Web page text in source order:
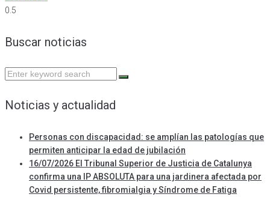
Buscar noticias
Search
Noticias y actualidad
Personas con discapacidad: se amplían las patologías que
permiten anticipar la edad de jubilación
16/07/2026 El Tribunal Superior de Justicia de Catalunya
confirma una IP ABSOLUTA para una jardinera afectada por
Covid persistente, fibromialgia y Síndrome de Fatiga